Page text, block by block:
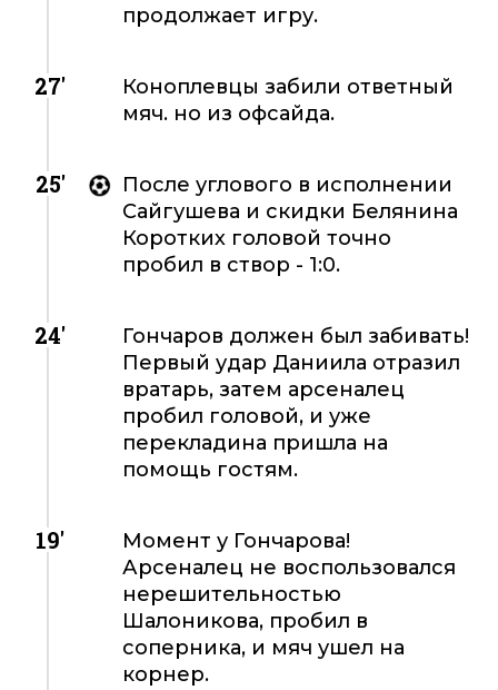
продолжает игру.
27'
Коноплевцы забили ответный
мяч. но из офсайда.
25'
После углового в исполнении
Сайгушева и скидки Белянина
Коротких головой точно
пробил в створ - 1:0.
24'
Гончаров должен был забивать!
Первый удар Даниила отразил
вратарь, затем арсеналец
пробил головой, и уже
перекладина пришла на
помощь гостям.
19'
Момент у Гончарова!
Арсеналец не воспользовался
нерешительностью
Шалоникова, пробил в
соперника, и мяч ушел на
корнер.